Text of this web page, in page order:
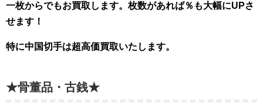
一枚からでもお買取します。枚数があれば％も大幅にUPさ
せます！
特に中国切手は超高価買取いたします。
★骨董品・古銭★